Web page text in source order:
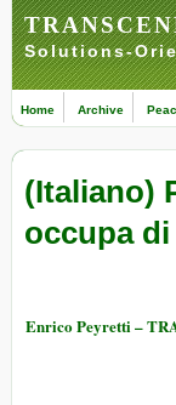
Solutions-
Home Archive
(Italiano)
occupa
Enrico Peyretti –